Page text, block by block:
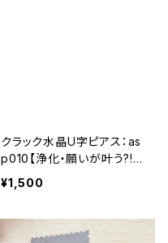
クラック水晶U字ピアス：as
p010【浄化・願いが叶う?!】
《アレルギー対応》
¥1,500